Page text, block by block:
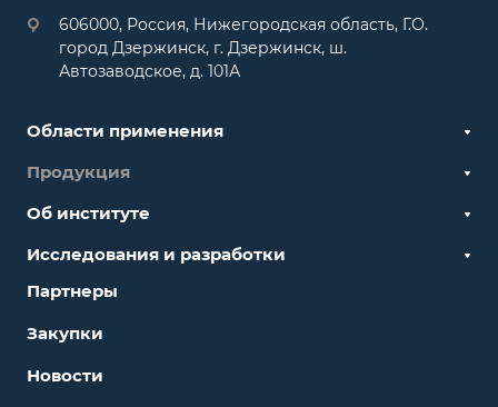
606000, Россия, Нижегородская область, Г.О.
город Дзержинск, г. Дзержинск, ш.
Автозаводское, д. 101А
Области применения
Продукция
Об институте
Исследования и разработки
Партнеры
Закупки
Новости